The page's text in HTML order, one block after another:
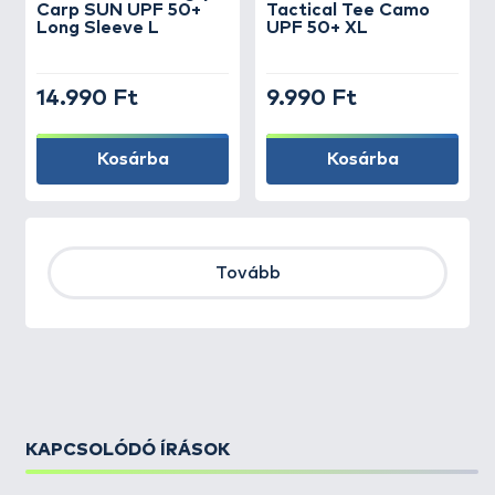
Carp SUN UPF 50+
Long Sleeve L
14.990 Ft
Kosárba
Tactical Tee Camo
UPF 50+ XL
9.990 Ft
Kosárba
Tovább
KAPCSOLÓDÓ ÍRÁSOK